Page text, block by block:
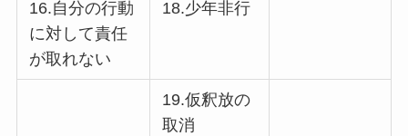
16.自分の行動
に対して責任
が取れない
18.少年非行
19.仮釈放の
取消